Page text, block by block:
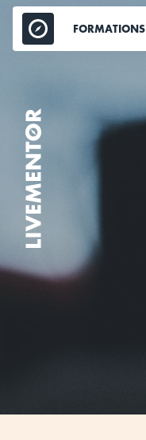
Aller
contenu
FORMATIONS